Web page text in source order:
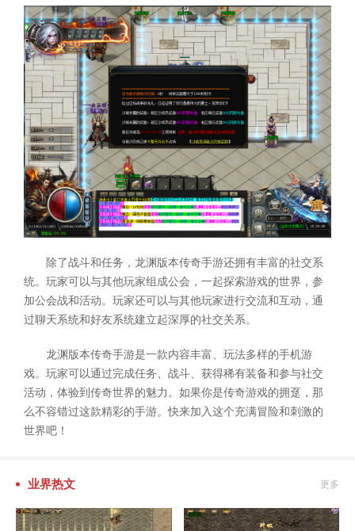
除了战斗和任务，龙渊版本传奇手游还拥有丰富的社交系
统。玩家可以与其他玩家组成公会，一起探索游戏的世界，参
加公会战和活动。玩家还可以与其他玩家进行交流和互动，通
过聊天系统和好友系统建立起深厚的社交关系。
龙渊版本传奇手游是一款内容丰富、玩法多样的手机游
戏。玩家可以通过完成任务、战斗、获得稀有装备和参与社交
活动，体验到传奇世界的魅力。如果你是传奇游戏的拥趸，那
么不容错过这款精彩的手游。快来加入这个充满冒险和刺激的
世界吧！
业界热文 更多